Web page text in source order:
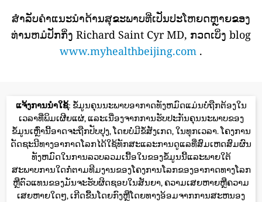
ສໍາລັບຄໍາແນະນໍາດ້ານສຸຂະພາບທີ່ເປັນປະໂຫຍດຫຼາຍຂອງ
ທ່ານຫມໍປັກກິ່ງ Richard Saint Cyr MD, ກວດເບິ່ງ blog
www.myhealthbeijing.com .
ແຈ້ງການນໍາໃຊ້: ຂໍ້ມູນຄຸນນະພາບອາກາດທັງຫມົດແມ່ນບໍ່ຖືກຕ້ອງໃນ
ເວລາທີ່ພິມເຜີຍແຜ່, ແລະເນື່ອງຈາກການຮັບປະກັນຄຸນນະພາບຂອງ
ຂໍ້ມູນເຫຼົ່ານີ້ອາດຈະຖືກປັບປຸງ, ໂດຍບໍ່ມີຂໍ້ສັງເກດ, ໃນທຸກເວລາ. ໂຄງການ
ດັດຊະນີທາງອາກາດໂລກໄດ້ໃຊ້ທັກສະແລະການດູແລທີ່ສົມເຫດສົມຜົນ
ທັງຫມົດໃນການລວບລວມເນື້ອໃນຂອງຂໍ້ມູນນີ້ແລະພາຍໃຕ້
ສະພາບການໃດກໍ່ຕາມທີມງານຂອງໂຄງການໂລກຂອງອາກາດທາງໂລກ
ຫຼືຕົວແທນຂອງມັນຈະຮັບຜິດຊອບໃນສັນຍາ, ຄວາມເສຍຫາຍຫຼືຄວາມ
ເສຍຫາຍໃດໆ, ເກີດຂື້ນໂດຍກົງຫຼືໂດຍທາງອ້ອມຈາກການສະຫນອງ